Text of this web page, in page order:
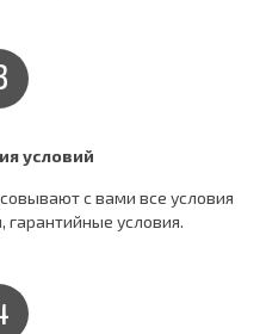
условий
c вами все условия
гарантийные условия.